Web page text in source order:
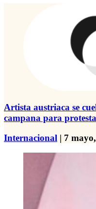
Artista austriaca se
campana para
Internacional | 7